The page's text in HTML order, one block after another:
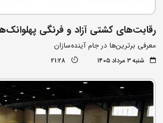
رقابت‌های کشتی آزاد و فرنگی
معرفی برترین‌ها در جام آینده‌سازان
شنبه ۳ مرداد ۱۴۰۵ 21:28